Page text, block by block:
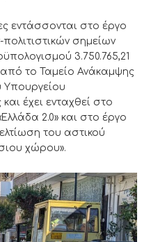
εντάσσονται στο έργο
σημείων
3.750.765,21
το Ταμείο Ανάκαμψης
Υπουργείου
έχει ενταχθεί στο
2.0» και στο έργο
του αστικού
χώρου».